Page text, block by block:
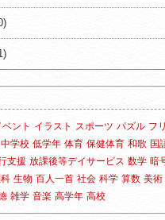
ベント イラスト スポーツ パズル フ
中学校 低学年 体育 保健体育 和歌 国
支援 放課後等デイサービス 数学 暗
生物 百人一首 社会 科学 算数 美術
雑学 音楽 高学年 高校